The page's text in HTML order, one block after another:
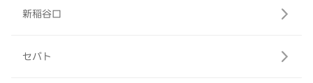
新稲谷口
セバト